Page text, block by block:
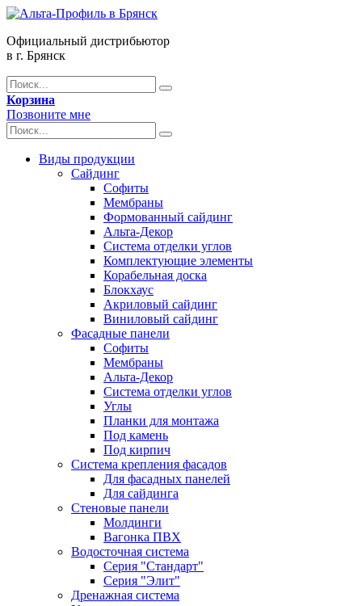
Официальный дистрибьютор
в г. Брянск
Корзина
Позвоните мне
Виды продукции
Сайдинг
Софиты
Мембраны
Формованный сайдинг
Альта-Декор
Система отделки углов
Комплектующие элементы
Корабельная доска
Блокхаус
Акриловый сайдинг
Виниловый сайдинг
Фасадные панели
Софиты
Мембраны
Альта-Декор
Система отделки углов
Углы
Планки для монтажа
Под камень
Под кирпич
Система крепления фасадов
Для фасадных панелей
Для сайдинга
Стеновые панели
Молдинги
Вагонка ПВХ
Водосточная система
Серия "Стандарт"
Серия "Элит"
Дренажная система